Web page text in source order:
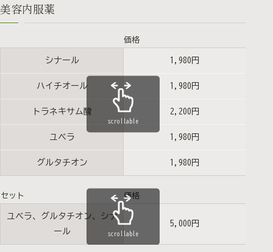
美容内服薬
価格
シナール 1,980円
ハイチオール 1,980円
トラネキサム酸 2,200円
ユベラ 1,980円
グルタチオン 1,980円
scrollable
セット 価格
ユベラ、グルタチオン、シナ
ール
5,000円
scrollable